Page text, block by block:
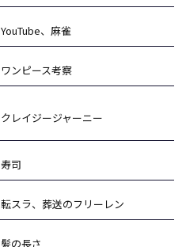
YouTube、麻雀
ワンピース考察
クレイジージャーニー
寿司
転スラ、葬送のフリーレン
髪の長さ